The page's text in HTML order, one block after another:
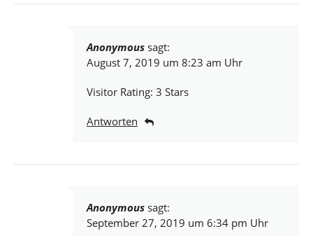
Anonymous sagt:
August 7, 2019 um 8:23 am Uhr
Visitor Rating: 3 Stars
Antworten
Anonymous sagt:
September 27, 2019 um 6:34 pm Uhr